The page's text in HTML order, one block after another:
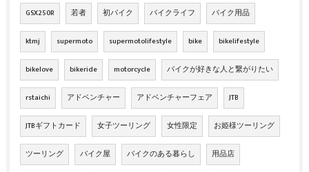
GSX250R 若者 初バイク バイクライフ バイク用品
ktmj supermoto supermotolifestyle bike bikelifestyle
bikelove bikeride motorcycle バイクが好きな人と繋がりたい
rstaichi アドベンチャー アドベンチャーフェア JTB
JTBギフトカード 女子ツーリング 女性限定 お姫様ツーリング
ツーリング バイク屋 バイクのある暮らし 用品店